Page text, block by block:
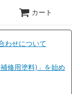
カート
わせについて
修用塗料)」を始め